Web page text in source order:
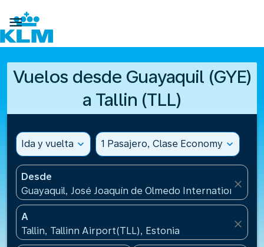

Vuelos desde Guayaquil (GYE)
a Tallin (TLL)
Ida y vuelta expand_more 1 Pasajero, Clase Economy expand_more
Desde
Guayaquil, José Joaquín de Olmedo International
close
A
Tallin, Tallinn Airport(TLL), Estonia
close